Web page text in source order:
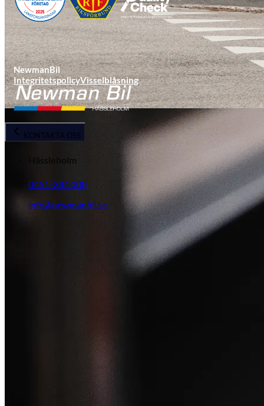
Ljungby
NewmanBil
IntegritetspolicyVisselblåsning
KONTAKTA OSS
Hässleholm
0451-384 000
info@newmanbil.se